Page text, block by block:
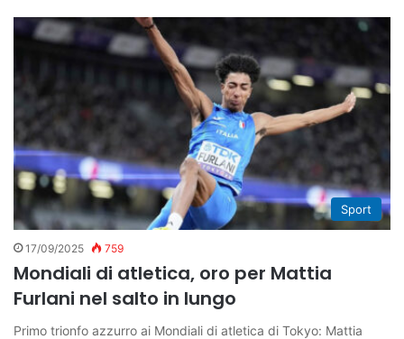
Sport
17/09/2025 759
Mondiali di atletica, oro per Mattia
Furlani nel salto in lungo
Primo trionfo azzurro ai Mondiali di atletica di Tokyo: Mattia